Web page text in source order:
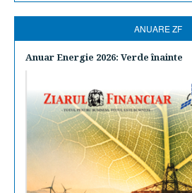
ANUARE ZF
Anuar Energie 2026: Verde înainte